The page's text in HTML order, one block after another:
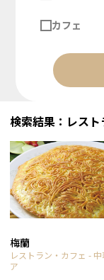
カフェ
検索結果：レス
梅蘭
レストラン・カフェ -
ア